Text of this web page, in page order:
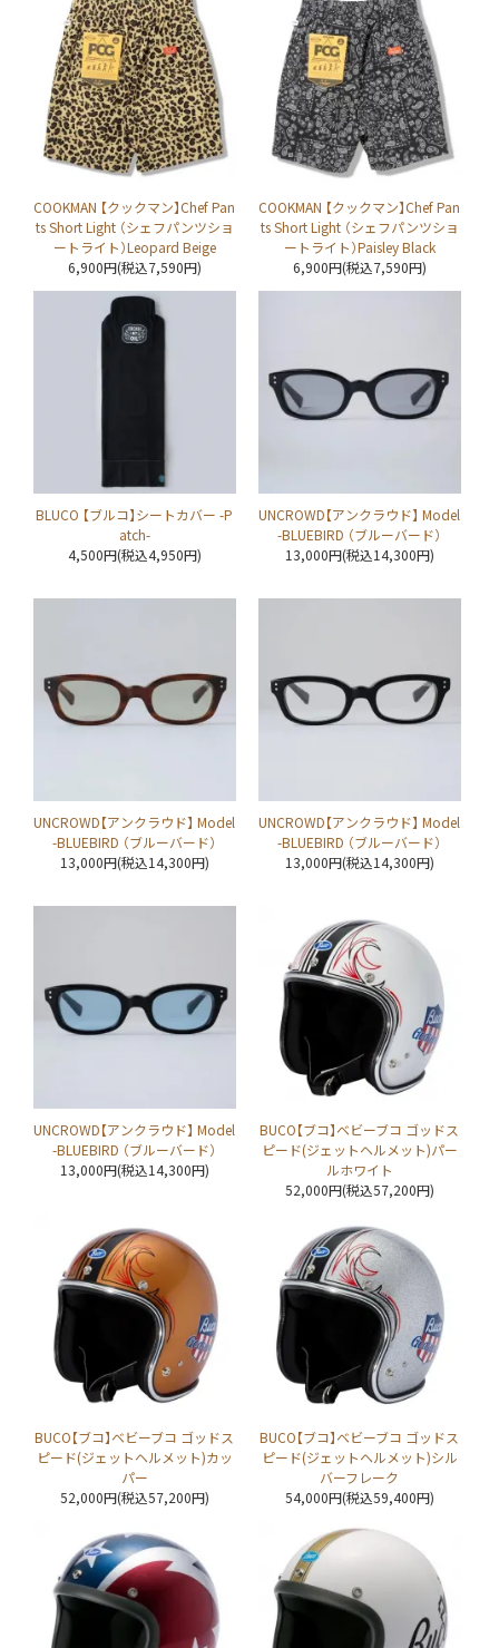
COOKMAN 【クックマン】Chef Pan
ts Short Light （シェフパンツショ
ートライト）Leopard Beige
6,900円(税込7,590円)
COOKMAN 【クックマン】Chef Pan
ts Short Light （シェフパンツショ
ートライト）Paisley Black
6,900円(税込7,590円)
BLUCO 【ブルコ】シートカバー -P
atch-
4,500円(税込4,950円)
UNCROWD【アンクラウド】 Model
-BLUEBIRD （ブルーバード）
13,000円(税込14,300円)
UNCROWD【アンクラウド】 Model
-BLUEBIRD （ブルーバード）
13,000円(税込14,300円)
UNCROWD【アンクラウド】 Model
-BLUEBIRD （ブルーバード）
13,000円(税込14,300円)
UNCROWD【アンクラウド】 Model
-BLUEBIRD （ブルーバード）
13,000円(税込14,300円)
BUCO【ブコ】ベビーブコ ゴッドス
ピード(ジェットヘルメット)パー
ルホワイト
52,000円(税込57,200円)
BUCO【ブコ】ベビーブコ ゴッドス
ピード(ジェットヘルメット)カッ
パー
52,000円(税込57,200円)
BUCO【ブコ】ベビーブコ ゴッドス
ピード(ジェットヘルメット)シル
バーフレーク
54,000円(税込59,400円)